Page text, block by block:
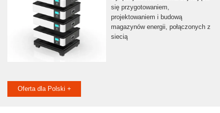
się przygotowaniem,
projektowaniem i budową
magazynów energii, połączonych z
siecią
Oferta dla Polski +